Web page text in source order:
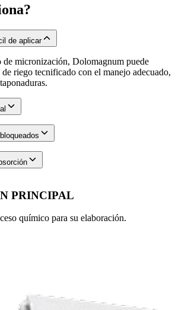
de aplicar
de micronización, Dolomagnum puede
de riego tecnificado con el manejo adecuado,
PRINCIPAL
químico para su elaboración.